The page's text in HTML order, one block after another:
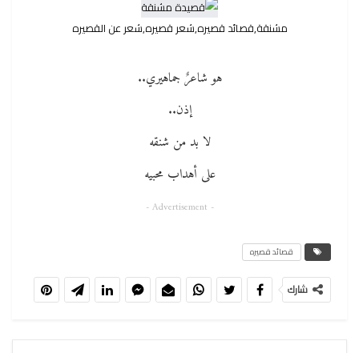
مشنقة,قصائد قصيره,شعر قصيره,شعر عن القصيره
هو شاعرٌ جماهيري..
إذن..
لا بد من شنقه
على أهداب محبيه
- Advertisement -
قصائد قصيره
شارك